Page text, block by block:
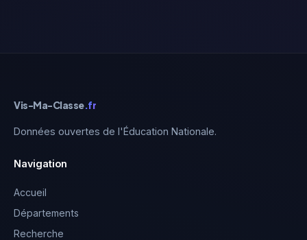
Vis-Ma-Classe.fr
Données ouvertes de l'Éducation Nationale.
Navigation
Accueil
Départements
Recherche